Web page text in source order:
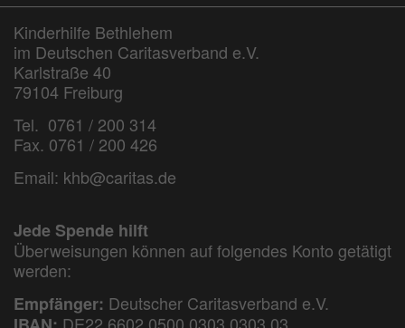
Kinderhilfe Bethlehem
im Deutschen Caritasverband e.V.
Karlstraße 40
79104 Freiburg
Tel. 0761 / 200 314
Fax. 0761 / 200 426
Email: khb@caritas.de
Jede Spende hilft
Überweisungen können auf folgendes Konto getätigt
werden:
Empfänger: Deutscher Caritasverband e.V.